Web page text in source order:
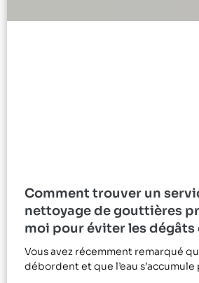
Comment trouver un
nettoyage de gouttières
moi pour éviter les dégâts
Vous avez récemment remarqué
débordent et que l’eau